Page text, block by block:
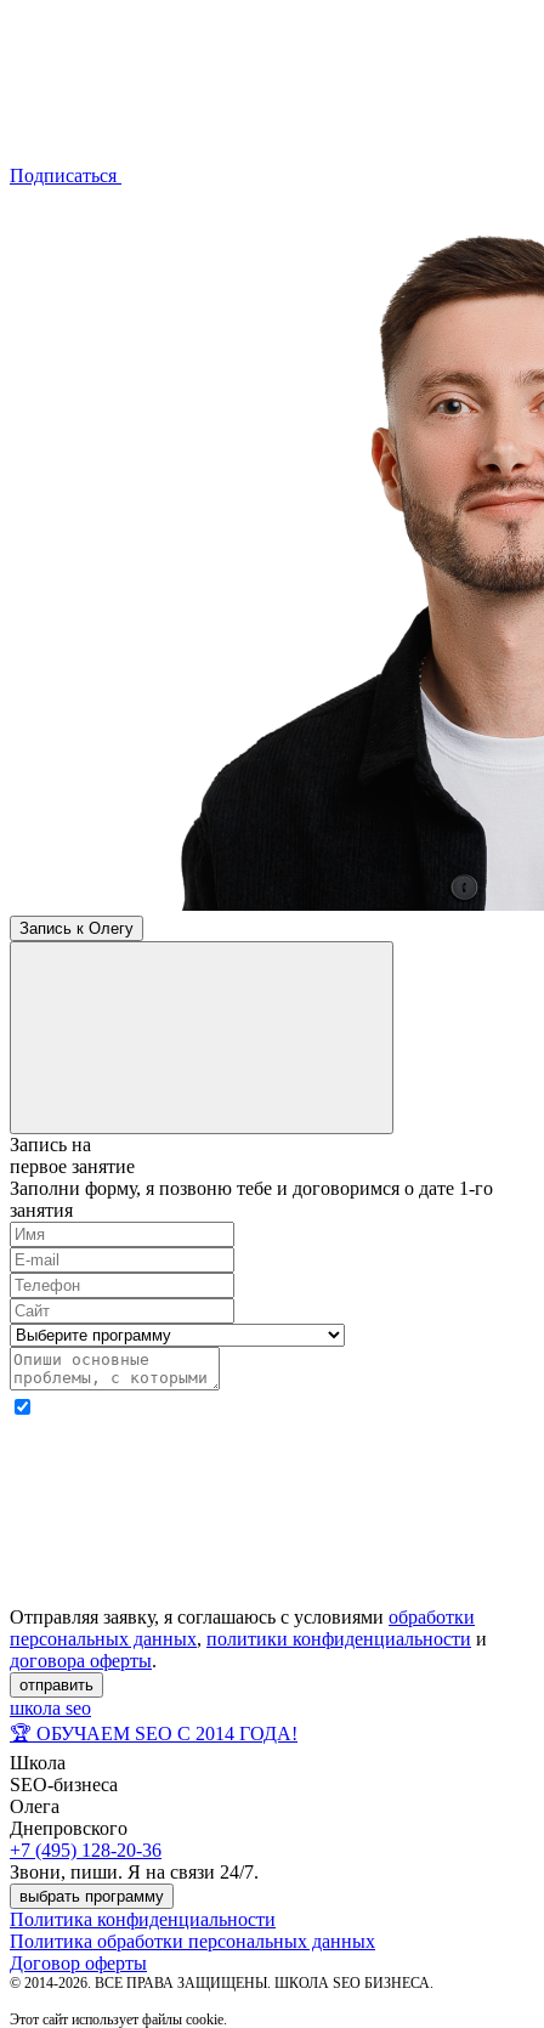
Подписаться
Запись к Олегу
Запись на
первое занятие
Заполни форму, я позвоню тебе и договоримся о дате 1-го
занятия
Отправляя заявку, я соглашаюсь с условиями обработки
персональных данных, политики конфиденциальности и
договора оферты.
отправить
школа seo
🏆 ОБУЧАЕМ SEO С 2014 ГОДА!
Школа
SEO-бизнеса
Олега
Днепровского
+7 (495) 128-20-36
Звони, пиши. Я на связи 24/7.
выбрать программу
Политика конфиденциальности
Политика обработки персональных данных
Договор оферты
© 2014-2026. ВСЕ ПРАВА ЗАЩИЩЕНЫ. ШКОЛА SEO БИЗНЕСА.
Этот сайт использует файлы cookie.